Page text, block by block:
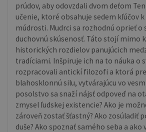
prúdov, aby odovzdali dvom deťom
učenie, ktoré obsahuje sedem kľúčov
múdrosti. Mudrci sa rozhodnú oprieť o
duchovnú skúsenosť. Táto stojí mimo
historických rozdielov panujúcich
tradíciami. Inšpiruje ich na to náuka o
rozpracovali antickí filozofi a ktorá
blahosklonnú silu, vytvárajúcu vo
posolstvo sa snaží nájsť odpoveď na
zmysel ľudskej existencie? Ako je
zároveň zostať šťastný? Ako zosúladiť
duše? Ako spoznať samého seba a